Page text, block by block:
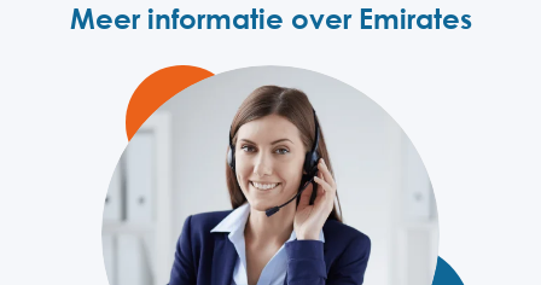
Meer informatie over Emirates